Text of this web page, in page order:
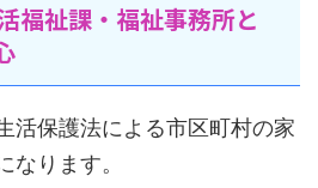
福祉課・福祉事務所と
活保護法による市区町村の家
なります。